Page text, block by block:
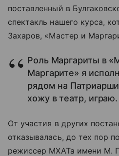
поставленный в
спектакль нашего курса,
Захаров, «Мастер и
Роль Маргариты в
Маргарите» я
рядом на
хожу в театр, играю.
От участия в других
отказывалась, до тех пор
режиссер МХАТа имени М.